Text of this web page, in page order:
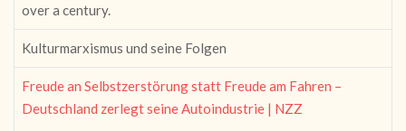
over a century.
Kulturmarxismus und seine Folgen
Freude an Selbstzerstörung statt Freude am Fahren –
Deutschland zerlegt seine Autoindustrie | NZZ